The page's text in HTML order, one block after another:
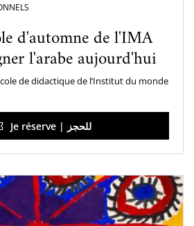
d'automne de l'IMA
l'arabe aujourd'hui
de didactique de l’Institut du monde
Je réserve | للحجز